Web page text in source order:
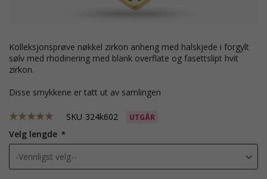
kolleksjonsprøve nøkkel zirkon anheng med halskjede i forgylt
sølv med rhodinering med blank overflate og fasettslipt hvit
zirkon.
Disse smykkene er tatt ut av samlingen
SKU 324k602 UTGÅR
Velg lengde